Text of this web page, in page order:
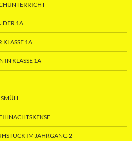
DER 1A
KLASSE 1A
IN KLASSE 1A
IM JAHRGANG 2